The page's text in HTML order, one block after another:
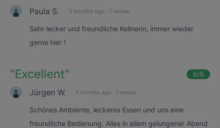
Paula S. 5 months ago · 1 review
Sehr lecker und freundliche Kellnerin, immer wieder
gerne hier !
"Excellent" 6/6
Jürgen W. 5 months ago · 1 review
Schönes Ambiente, leckeres Essen und uns eine
freundliche Bedienung. Alles in allem gelungener Abend